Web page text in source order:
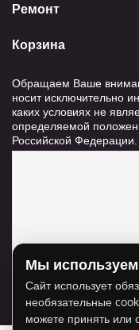
Ремонт
Корзина
Обращаем Ваше
носит исключительно
каких условиях не
определяемой
Российской
информации о
Для
использование
Мы
Сайт использует
необязательные
можете принять или